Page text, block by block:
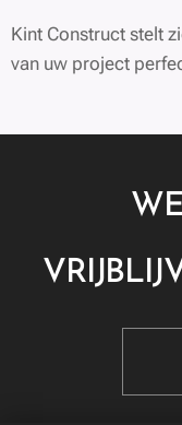
Kint Construct stelt
van uw project